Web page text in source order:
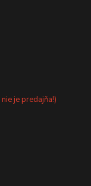
je predajňa!)